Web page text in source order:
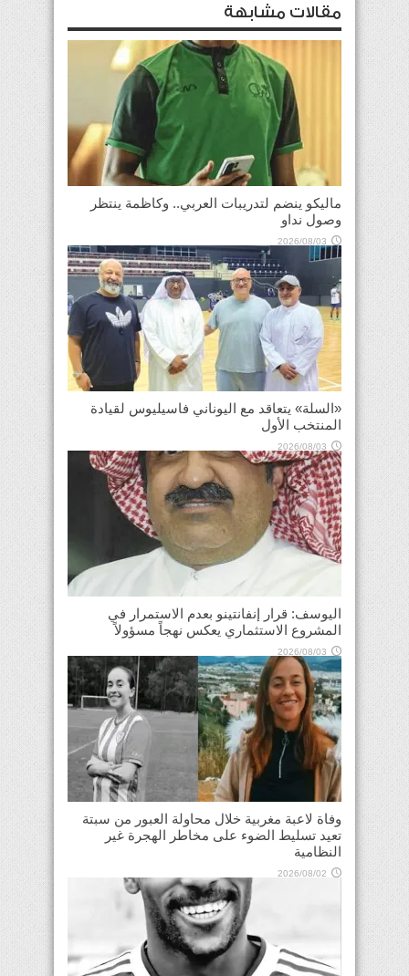
مقالات مشابهة
ماليكو ينضم لتدريبات العربي.. وكاظمة ينتظر
وصول نداو
2026/08/03
«السلة» يتعاقد مع اليوناني فاسيليوس لقيادة
المنتخب الأول
2026/08/03
اليوسف: قرار إنفانتينو بعدم الاستمرار في
المشروع الاستثماري يعكس نهجاً مسؤولاً
2026/08/03
وفاة لاعبة مغربية خلال محاولة العبور من سبتة
تعيد تسليط الضوء على مخاطر الهجرة غير
النظامية
2026/08/02